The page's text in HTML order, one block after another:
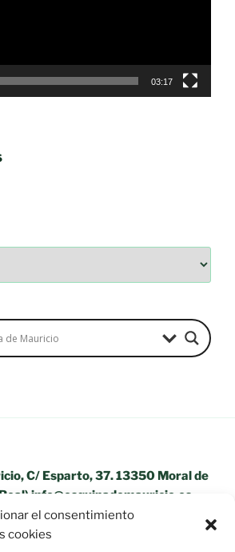
el consentimiento
cookies
03:17
C/ Esparto, 37. 13350 Moral de
info@esquinademauricio.es